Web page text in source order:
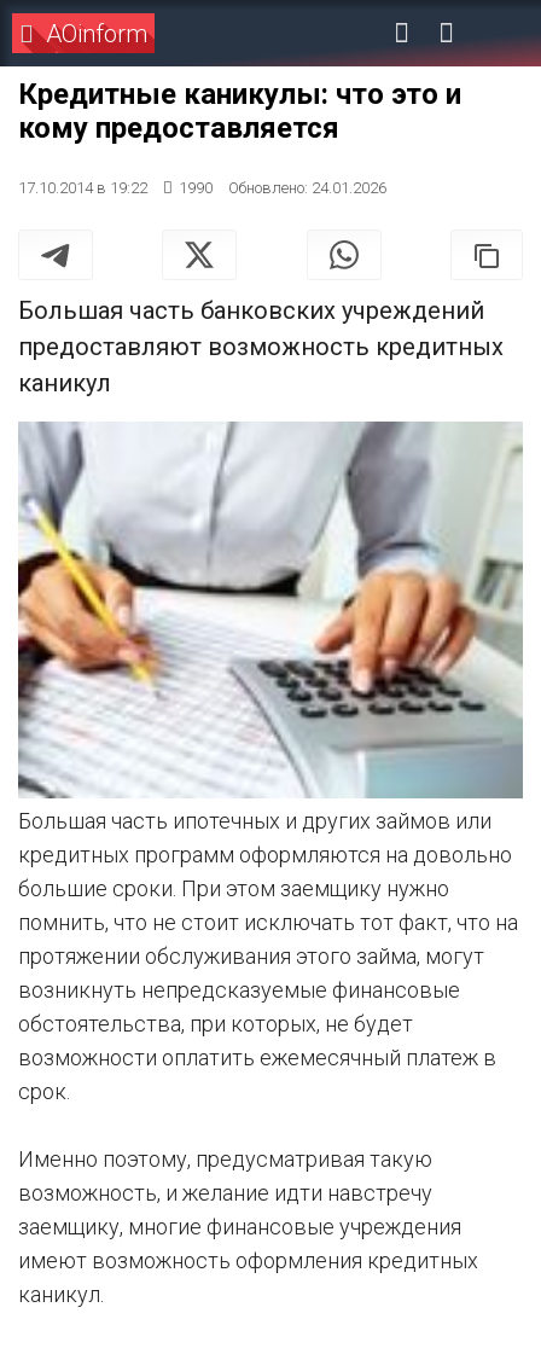
AOinform
Кредитные каникулы: что это и
кому предоставляется
17.10.2014 в 19:22 1990 Обновлено: 24.01.2026
Большая часть банковских учреждений
предоставляют возможность кредитных
каникул
Большая часть ипотечных и других займов или
кредитных программ оформляются на довольно
большие сроки. При этом заемщику нужно
помнить, что не стоит исключать тот факт, что на
протяжении обслуживания этого займа, могут
возникнуть непредсказуемые финансовые
обстоятельства, при которых, не будет
возможности оплатить ежемесячный платеж в
срок.
Именно поэтому, предусматривая такую
возможность, и желание идти навстречу
заемщику, многие финансовые учреждения
имеют возможность оформления кредитных
каникул.